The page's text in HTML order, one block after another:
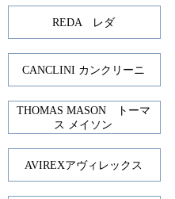
REDA レダ
CANCLINI カンクリーニ
THOMAS MASON トーマ
ス メイソン
AVIREXアヴィレックス